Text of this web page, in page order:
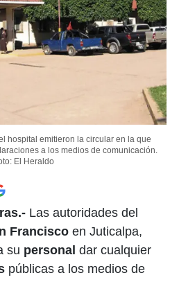
hospital emitieron la circular en la que
a los medios de comunicación.
El Heraldo
Las autoridades del
Francisco en Juticalpa,
su personal dar cualquier
públicas a los medios de